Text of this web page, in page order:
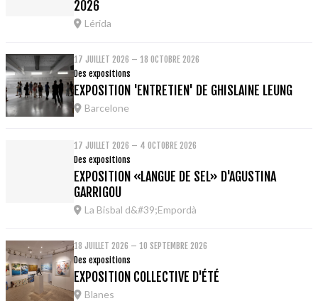
2026
Lérida
17 JUILLET 2026 – 18 OCTOBRE 2026
Des expositions
EXPOSITION 'ENTRETIEN' DE GHISLAINE LEUNG
Barcelone
17 JUILLET 2026 – 4 OCTOBRE 2026
Des expositions
EXPOSITION «LANGUE DE SEL» D'AGUSTINA
GARRIGOU
La Bisbal d&#39;Empordà
18 JUILLET 2026 – 10 SEPTEMBRE 2026
Des expositions
EXPOSITION COLLECTIVE D'ÉTÉ
Blanes